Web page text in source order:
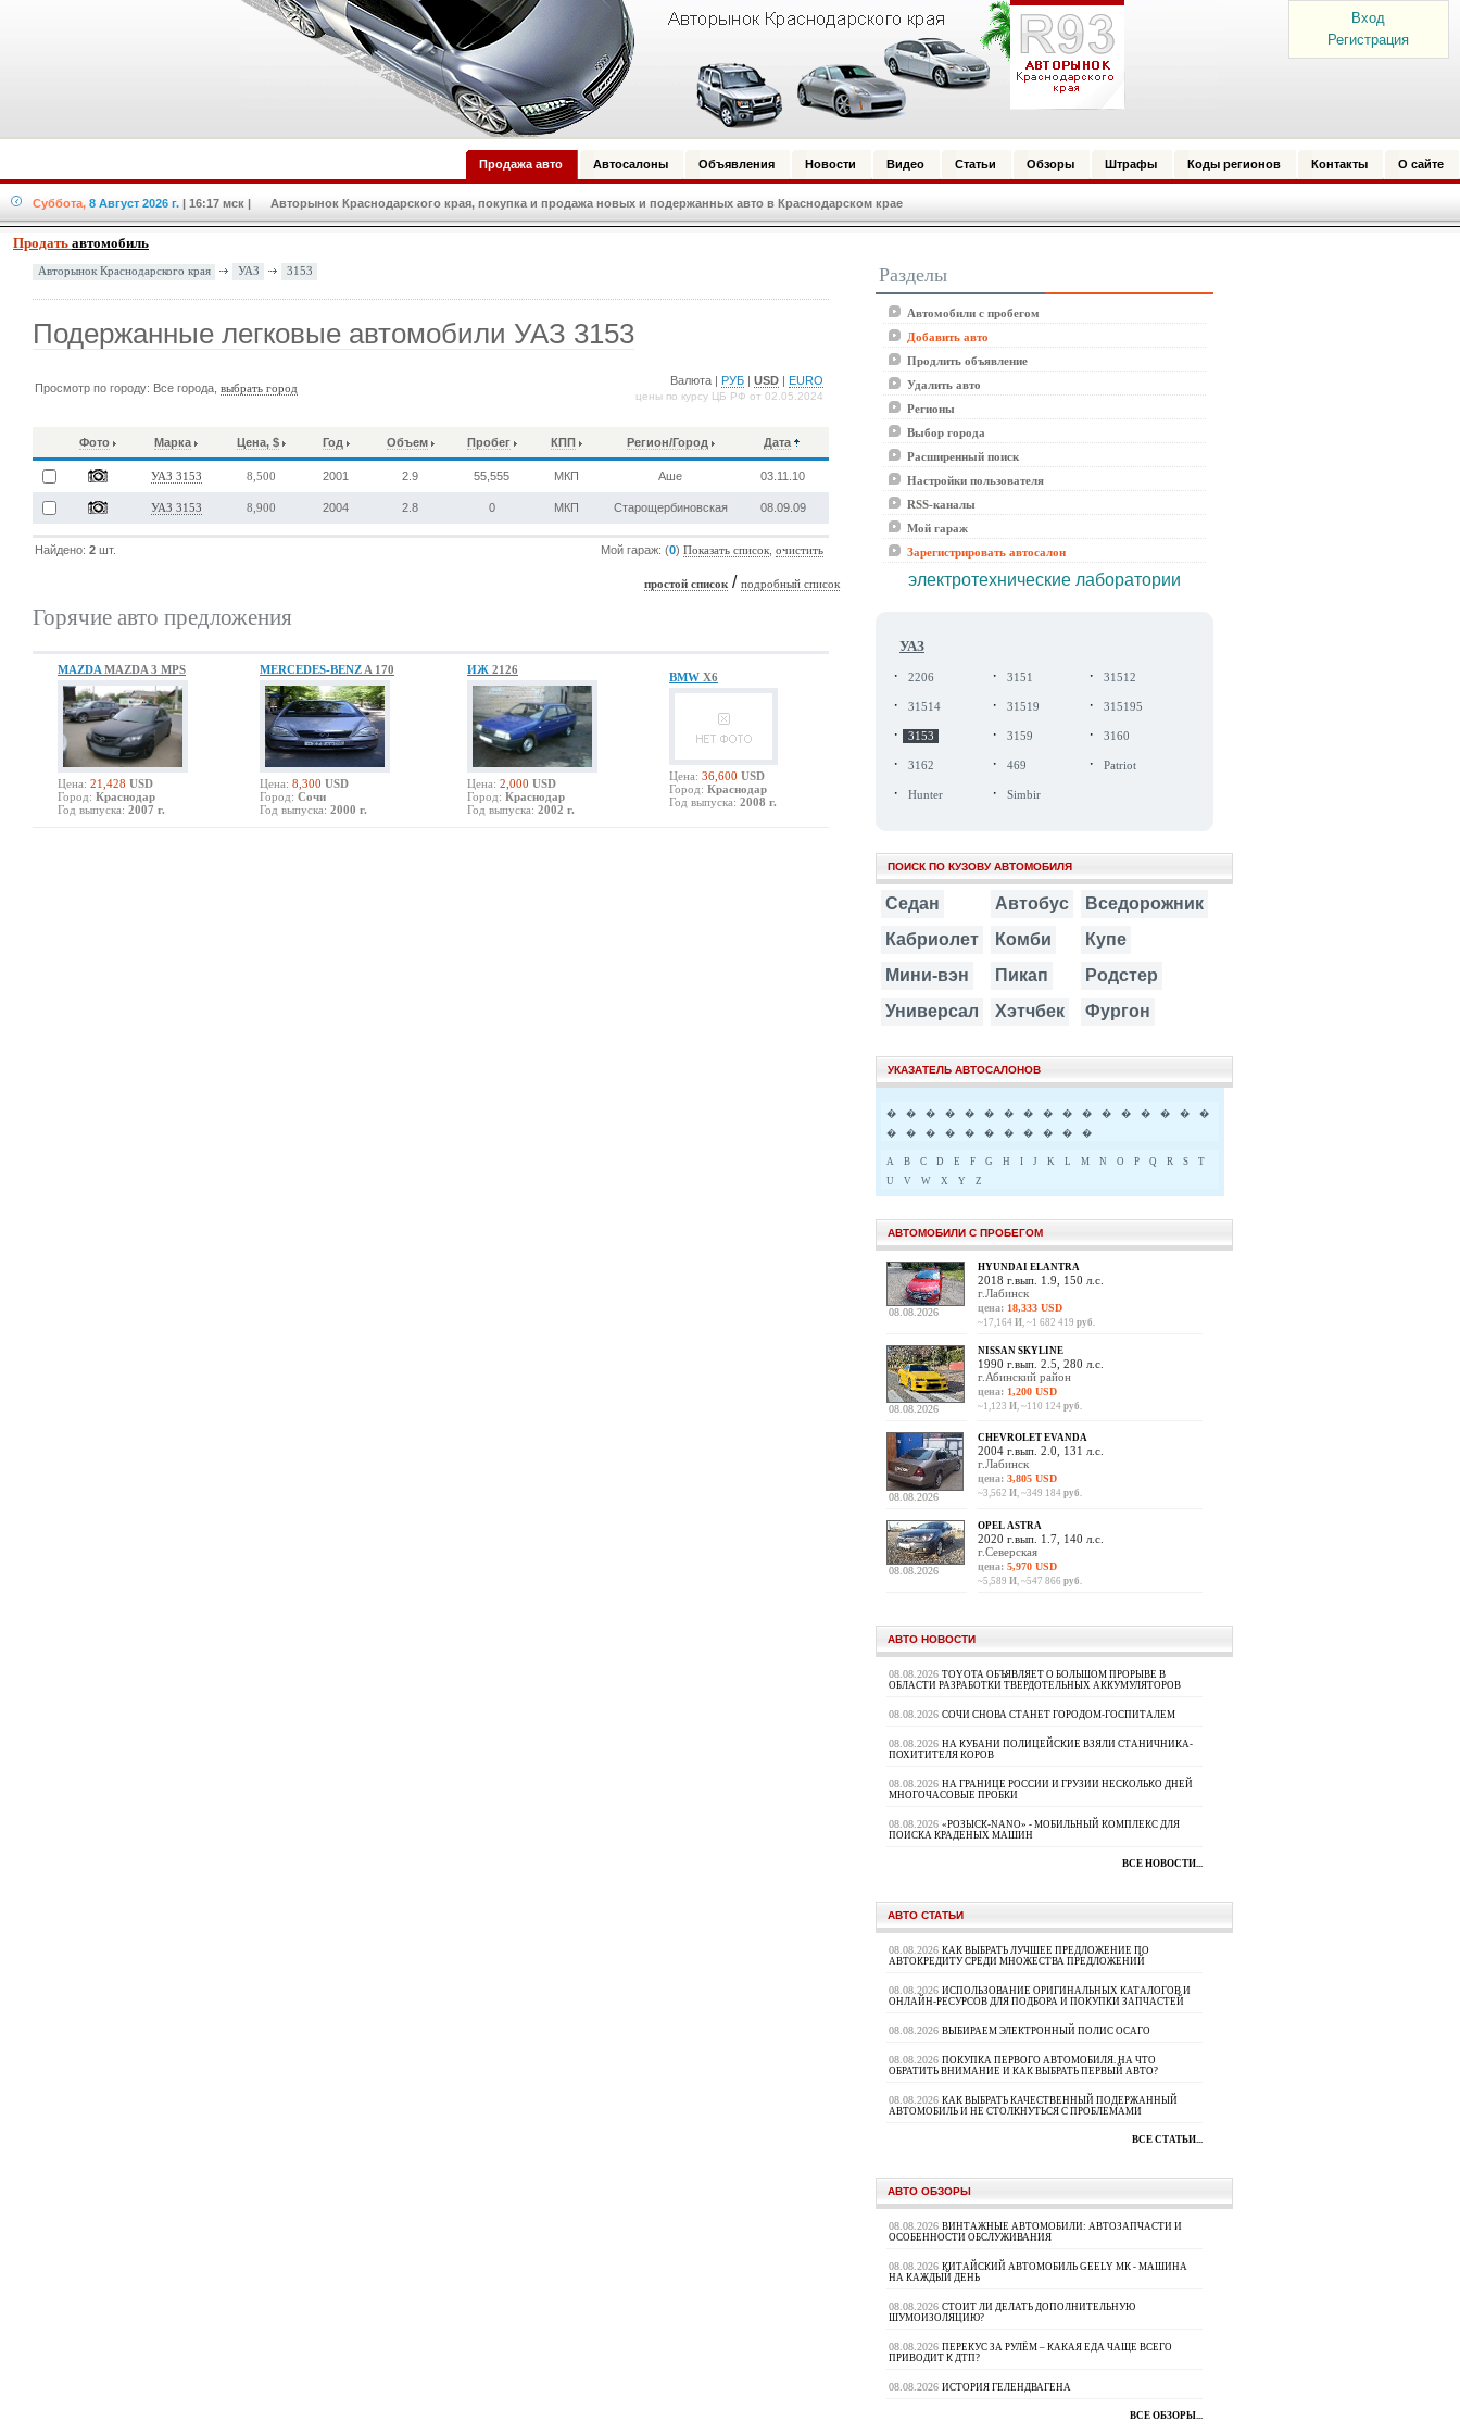
Вход
Регистрация
Продажа авто Автосалоны Объявления Новости Видео Статьи Обзоры Штрафы Коды регионов Контакты О сайте
Суббота, 8 Август 2026 г. | 16:17 мск | Авторынок Краснодарского края, покупка и продажа новых и подержанных авто в Краснодарском крае
Продать автомобиль
Авторынок Краснодарского края УАЗ 3153
Подержанные легковые автомобили УАЗ 3153
Просмотр по городу: Все города,выбрать город
Валюта | РУБ |USD EURO
цены по курсу ЦБ РФ от 02.05.2024
Фото Марка Цена, $ Год Объем Пробег КПП Регион/Город Дата
УАЗ 3153 8,500 2001 2.9 55,555 МКП Аше 03.11.10
УАЗ 3153 8,900 2004 2.8 0 МКП Старощербиновская 08.09.09
Найдено:2 шт. Мой гараж: (0)Показать список ,очистить
простой список /подробный список
Горячие авто предложения
MAZDA MAZDA 3 MPS
Цена: 21,428 USD
Город: Краснодар
Год выпуска: 2007 г.
MERCEDES-BENZ A 170
Цена: 8,300 USD
Город: Сочи
Год выпуска: 2000 г.
ИЖ 2126
Цена: 2,000 USD
Город: Краснодар
Год выпуска: 2002 г.
BMW X6
Цена: 36,600 USD
Город: Краснодар
Год выпуска: 2008 г.
Разделы
Автомобили с пробегом
Добавить авто
Продлить объявление
Удалить авто
Регионы
Выбор города
Расширенный поиск
Настройки пользователя
RSS-каналы
Мой гараж
Зарегистрировать автосалон
электротехнические лаборатории
УАЗ
· 2206 · 3151 · 31512
· 31514 · 31519 · 315195
· 3153 · 3159 · 3160
· 3162 · 469 · Patriot
· Hunter · Simbir
ПОИСК ПО КУЗОВУ АВТОМОБИЛЯ
Седан Автобус
Вседорожник
Кабриолет
Комби
Купе
Мини-вэн
Пикап
Родстер
Универсал
Хэтчбек Фургон
УКАЗАТЕЛЬ АВТОСАЛОНОВ
� � � � � � � � � � � � � � � �
�
�
� � � � � � � � � �
A B C D E F G H I J K L M N O P Q R S
T
U
V W X Y Z
АВТОМОБИЛИ С ПРОБЕГОМ
08.08.2026
HYUNDAI ELANTRA
2018 г.вып. 1.9, 150 л.с.
г.Лабинск
цена: 18,333 USD
~17,164 И, ~1 682 419 руб.
08.08.2026
NISSAN SKYLINE
1990 г.вып. 2.5, 280 л.с.
г.Абинский район
цена: 1,200 USD
~1,123 И, ~110 124 руб.
08.08.2026
CHEVROLET EVANDA
2004 г.вып. 2.0, 131 л.с.
г.Лабинск
цена: 3,805 USD
~3,562 И, ~349 184 руб.
08.08.2026
OPEL ASTRA
2020 г.вып. 1.7, 140 л.с.
г.Северская
цена: 5,970 USD
~5,589 И, ~547 866 руб.
АВТО НОВОСТИ
08.08.2026 TOYOTA ОБЪЯВЛЯЕТ О БОЛЬШОМ ПРОРЫВЕ В
ОБЛАСТИ РАЗРАБОТКИ ТВЕРДОТЕЛЬНЫХ АККУМУЛЯТОРОВ
08.08.2026 СОЧИ СНОВА СТАНЕТ ГОРОДОМ-ГОСПИТАЛЕМ
08.08.2026 НА КУБАНИ ПОЛИЦЕЙСКИЕ ВЗЯЛИ СТАНИЧНИКА-
ПОХИТИТЕЛЯ КОРОВ
08.08.2026 НА ГРАНИЦЕ РОССИИ И ГРУЗИИ НЕСКОЛЬКО ДНЕЙ
МНОГОЧАСОВЫЕ ПРОБКИ
08.08.2026 «РОЗЫСК-NANO» - МОБИЛЬНЫЙ КОМПЛЕКС ДЛЯ
ПОИСКА КРАДЕНЫХ МАШИН
ВСЕ НОВОСТИ...
АВТО СТАТЬИ
08.08.2026 КАК ВЫБРАТЬ ЛУЧШЕЕ ПРЕДЛОЖЕНИЕ ПО
АВТОКРЕДИТУ СРЕДИ МНОЖЕСТВА ПРЕДЛОЖЕНИЙ
08.08.2026 ИСПОЛЬЗОВАНИЕ ОРИГИНАЛЬНЫХ КАТАЛОГОВ И
ОНЛАЙН-РЕСУРСОВ ДЛЯ ПОДБОРА И ПОКУПКИ ЗАПЧАСТЕЙ
08.08.2026 ВЫБИРАЕМ ЭЛЕКТРОННЫЙ ПОЛИС ОСАГО
08.08.2026 ПОКУПКА ПЕРВОГО АВТОМОБИЛЯ. НА ЧТО
ОБРАТИТЬ ВНИМАНИЕ И КАК ВЫБРАТЬ ПЕРВЫЙ АВТО?
08.08.2026 КАК ВЫБРАТЬ КАЧЕСТВЕННЫЙ ПОДЕРЖАННЫЙ
АВТОМОБИЛЬ И НЕ СТОЛКНУТЬСЯ С ПРОБЛЕМАМИ
ВСЕ СТАТЬИ...
АВТО ОБЗОРЫ
08.08.2026 ВИНТАЖНЫЕ АВТОМОБИЛИ: АВТОЗАПЧАСТИ И
ОСОБЕННОСТИ ОБСЛУЖИВАНИЯ
08.08.2026 КИТАЙСКИЙ АВТОМОБИЛЬ GEELY МК - МАШИНА
НА КАЖДЫЙ ДЕНЬ
08.08.2026 СТОИТ ЛИ ДЕЛАТЬ ДОПОЛНИТЕЛЬНУЮ
ШУМОИЗОЛЯЦИЮ?
08.08.2026 ПЕРЕКУС ЗА РУЛЁМ – КАКАЯ ЕДА ЧАЩЕ ВСЕГО
ПРИВОДИТ К ДТП?
08.08.2026 ИСТОРИЯ ГЕЛЕНДВАГЕНА
ВСЕ ОБЗОРЫ...